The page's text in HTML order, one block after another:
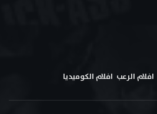
افلام الرعب افلام الكوميديا